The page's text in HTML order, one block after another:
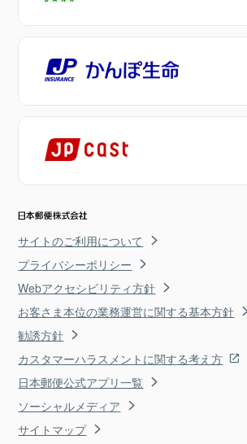
サイトのご利用について
プライバシーポリシー
Webアクセシビリティ方針
お客さま本位の業務運営に関する基本方針
勧誘方針
カスタマーハラスメントに関する考え方
日本郵便公式アプリ一覧
ソーシャルメディア
サイトマップ